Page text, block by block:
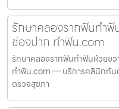
รักษาคลองรากฟันทำฟั
ช่องปาก ทำฟัน.com
รักษาคลองรากฟันทำฟันห้วยข
ทำฟัน.com — บริการคลินิกทัน
ตรวจสุขภา